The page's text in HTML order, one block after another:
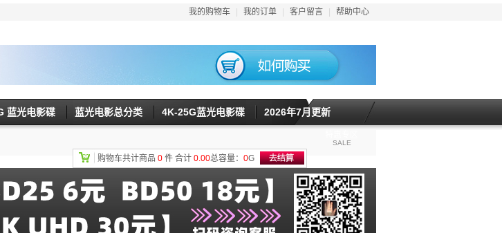
我的购物车 我的订单 客户留言 帮助中心
蓝光电影碟 蓝光电影总分类 4K-25G蓝光电影碟 2026年7月更新
SALE
购物车共计商品 0 件 合计 0.00总容量： 0G